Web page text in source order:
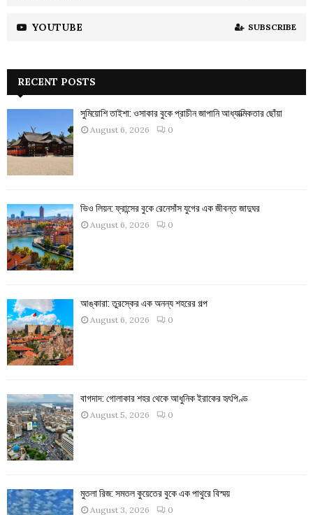
YOUTUBE SUBSCRIBE
RECENT POSTS
সুমিয়োশি তাইশা: ওসাকার বুকে প্রাচীন জাপানি আধ্যাত্মিকতার ছোঁয়া
August 6, 2026 0
ভিও লিয়ন: ফ্রান্সের বুকে রেনেসাঁস যুগের এক জীবন্ত জাদুঘর
August 6, 2026 0
আঙ্কারা: তুরস্কের এক অনন্য শহরের গল্প
August 6, 2026 0
বাগদাদ: গোলাকার শহর থেকে আধুনিক ইরাকের হৃৎপিণ্ড
August 5, 2026 0
মুতলা রিজ: সমতল কুয়েতের বুকে এক পাথুরে বিস্ময়
August 3, 2026 0